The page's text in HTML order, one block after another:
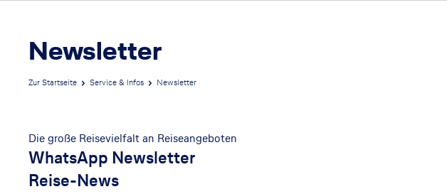
Newsletter
Zur Startseite Service & Infos Newsletter
Die große Reisevielfalt an Reiseangeboten
WhatsApp Newsletter
Reise-News